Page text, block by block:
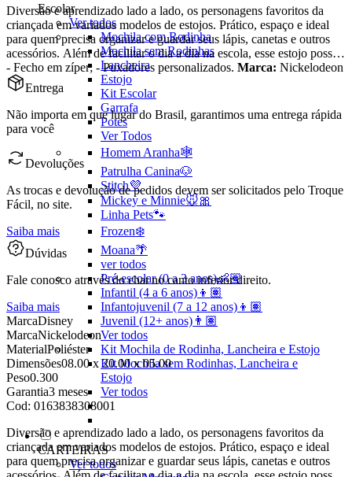
Escolar
Ver todos
Mochila com Rodinha
Mochila sem Rodinhas
Lancheira
Estojo
Kit Escolar
Garrafa
Potes
Ver Todos
Homem Aranha🕸️
Patrulha Canina🐶
Stitch💜
Mickey e Minnie🐭🎀
Linha Pets🐾
Frozen❄️
Moana🌴
ver todos
Pré-escolar (0 a 3 anos)👶🏽
Infantil (4 a 6 anos)👦🏽
Infantojuvenil (7 a 12 anos)👦🏽
Juvenil (12+ anos)👨🏽
Ver todos
Kit Mochila de Rodinha, Lancheira e Estojo
Kit Mochila sem Rodinhas, Lancheira e
Estojo
Ver todos
CARTEIRAS
Ver todos
Diversão e aprendizado lado a lado, os personagens favoritos da
criançada em variados modelos de estojos. Prático, espaço e ideal
para quem precisa organizar e guardar seus lápis, canetas e outros
acessórios. Além de facilitar o dia a dia na escola, esse estojo possui:
- Fecho em zíper; - Puxadores personalizados. Marca: Nickelodeon
Entrega
Não importa em que lugar do Brasil, garantimos uma entrega rápida
para você
Devoluções
As trocas e devolução de pedidos devem ser solicitados pelo Troque
Fácil, no site.
Saiba mais
Dúvidas
Fale conosco através do chat no canto inferior direito.
Saiba mais
MarcaDisney
MarcaNickelodeon
MaterialPoliéster
Dimensões08.00 x 20.00 x 05.00
Peso0.300
Garantia3 meses
Cod: 0163838308001
Diversão e aprendizado lado a lado, os personagens favoritos da
criançada em variados modelos de estojos. Prático, espaço e ideal
para quem precisa organizar e guardar seus lápis, canetas e outros